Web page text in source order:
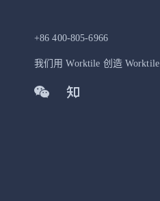
+86 400-805-6966
我们用 Worktile 创造 Worktile